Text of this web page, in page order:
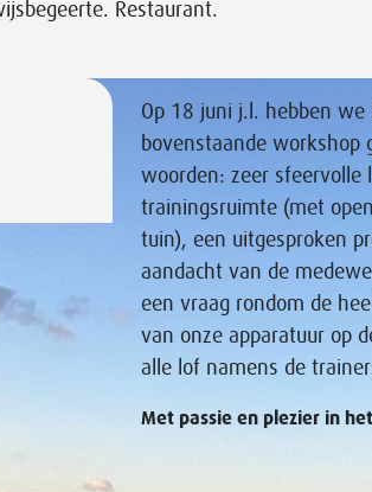
Restaurant.
Op 18 juni j.l. hebben we
bovenstaande workshop
woorden: zeer sfeervolle
trainingsruimte (met
tuin), een uitgesproken
aandacht van de
een vraag rondom de
van onze apparatuur op
alle lof namens de
Met passie en plezier in